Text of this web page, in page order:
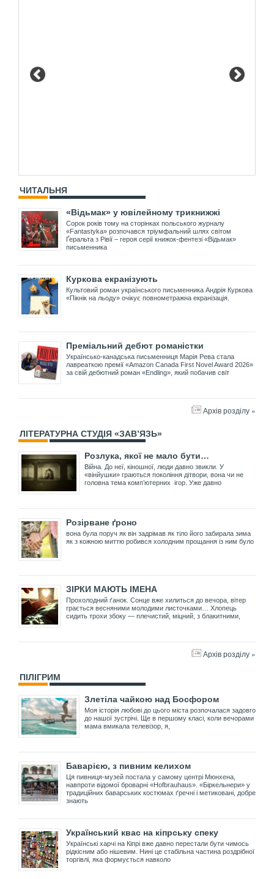
ЧИТАЛЬНЯ
«Відьмак» у ювілейному трикнижжі
Сорок років тому на сторінках польського журналу
«Fantastyka» розпочався тріумфальний шлях світом
Ґеральта з Рівії – героя серії книжок-фентезі «Відьмак»
письменника
Куркова екранізують
Культовий роман українського письменника Андрія Куркова
«Пікнік на льоду» очікує повнометражна екранізація.
Преміальний дебют романістки
Українсько-канадська письменниця Марія Рева стала
лавреаткою премії «Amazon Canada First Novel Award 2026»
за свій дебютний роман «Endling», який побачив світ
Архів розділу »
ЛІТЕРАТУРНА СТУДІЯ «ЗАВ’ЯЗЬ»
Розлука, якої не мало бути…
Війна. До неї, кіношної, люди давно звикли. У
«вінйушки» граються покоління дітвори, вона чи не
головна тема комп’ютерних ігор. Уже давно
Розірване ґроно
вона була поруч як він задрімав як тіло його забирала зима
як з кожною миттю робився холодним прощання із ним було
ЗІРКИ МАЮТЬ ІМЕНА
Прохолодний ґанок. Сонце вже хилиться до вечора, вітер
грається весняними молодими листочками… Хлопець
сидить трохи збоку — плечистий, міцний, з блакитними,
Архів розділу »
ПІЛІГРИМ
Злетіла чайкою над Босфором
Моя історія любові до цього міста розпочалася задовго
до нашої зустрічі. Ще в першому класі, коли вечорами
мама вмикала телевізор, я,
Баварією, з пивним келихом
Ця пивниця-музей постала у самому центрі Мюнхена,
навпроти відомої броварні «Hofbrauhaus». «Біркельнери» у
традиційних баварських костюмах ґречні і метиковані, добре
знають
Український квас на кіпрську спеку
Українські харчі на Кіпрі вже давно перестали бути чимось
рідкісним або нішевим. Нині це стабільна частина роздрібної
торгівлі, яка формується навколо